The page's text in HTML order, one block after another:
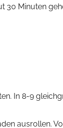
In 8-9